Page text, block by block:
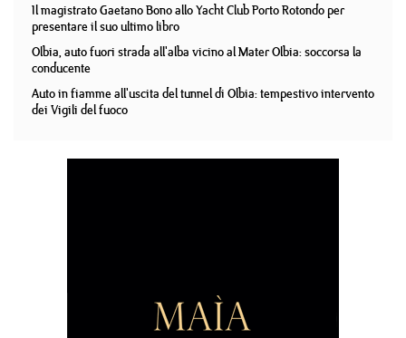
Il magistrato Gaetano Bono allo Yacht Club Porto Rotondo per
presentare il suo ultimo libro
Olbia, auto fuori strada all'alba vicino al Mater Olbia: soccorsa la
conducente
Auto in fiamme all'uscita del tunnel di Olbia: tempestivo intervento
dei Vigili del fuoco